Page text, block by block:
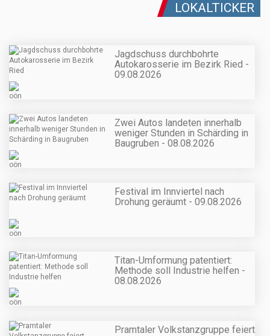
LOKALTICKER
Jagdschuss durchbohrte
Autokarosserie im Bezirk Ried -
09.08.2026
Zwei Autos landeten innerhalb
weniger Stunden in Schärding in
Baugruben - 08.08.2026
Festival im Innviertel nach
Drohung geräumt - 09.08.2026
Titan-Umformung patentiert:
Methode soll Industrie helfen -
08.08.2026
Pramtaler Volkstanzgruppe feiert